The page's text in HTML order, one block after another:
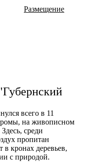
?
Размещение
всего в 11
на живописном
среди
пропитан
кронах деревьев,
с природой.